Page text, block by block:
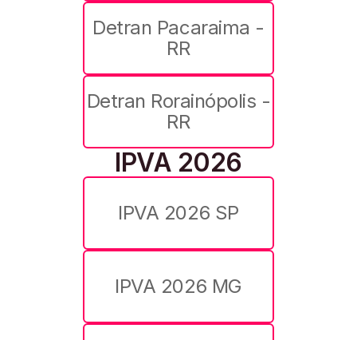
Detran Pacaraima -
RR
Detran Rorainópolis -
RR
IPVA 2026
IPVA 2026 SP
IPVA 2026 MG